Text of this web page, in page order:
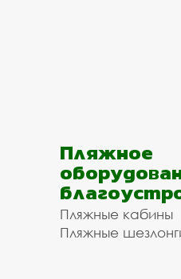
Пляжное
Пляжные кабины
Пляжные